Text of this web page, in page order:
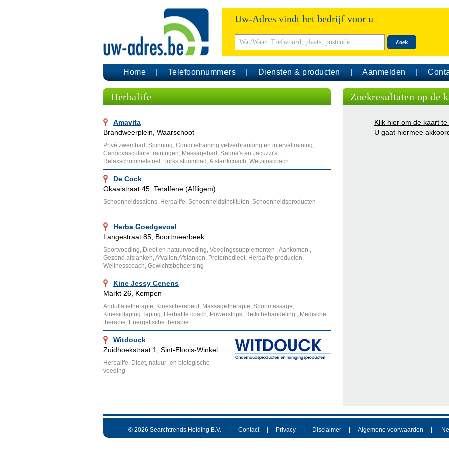
Uw-Adres vindt het bedrijf voor u
Zoek
Home Telefoonnummers Diensten & producten Aanmelden
Herbalife
Amavita
Brandweerplein, Waarschoot
Privé zwembad, Spinning, Conditietraining vetverbranding en intervaltraining,
Cardiovasculaire trainingen, Massagebad, Sauna's en Jacuzzi's,
Relaxschommelstoel, Turks stoombad, Afslankcoach, Welzijnscoach
De Cock
Okaaistraat 45, Teralfene (Affligem)
Schoonheidssalons, Herbalife, Schoonheidsinstituten, Schoonheidsproducten
Herba Goedgevoel
Langestraat 85, Boortmeerbeek
Sportvoeding, Dieet en natuurvoeding, Voedingssupplementen , Aankomen ,
Gezond afslanken, Afvallen Afslanken, Proteïnedieet, Herbalife producten,
Wellnesscoach, Gewichtsbeheersing
Kine Jessy Cenens
Markt 26, Kempen
Andullatietherapie, Kinesitherapeut, Massagetherapie, Sportmassage,
Kinesiotaping Taping, Herbalife coach, Powerstrips, Reiki behandeling , Medische
therapie, Energetische therapie
Witdouck
Zuidhoekstraat 1, Sint-Eloois-Winkel
Herbalife, Dieet, natuur- en biologische
voeding
Zoekresultaten op de
Klik hier om de kaart te
U gaat hiermee
© 2026 Searchtrends Holding B.V. Contact Privacy Disclaimer Algemene voorwaarden